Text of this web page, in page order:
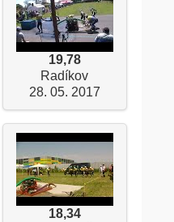
19,78
Radíkov
28. 05. 2017
18,34